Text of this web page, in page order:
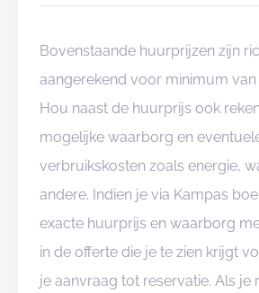
Bovenstaande huurprijzen zijn
aangerekend voor minimum van
Hou naast de huurprijs ook
mogelijke waarborg en
verbruikskosten zoals energie,
andere. Indien je via Kampas
exacte huurprijs en waarborg
in de offerte die je te zien krijgt
je aanvraag tot reservatie. Als je